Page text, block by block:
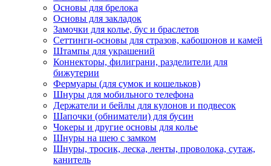
Основы для брелока
Основы для закладок
Замочки для колье, бус и браслетов
Сеттинги-основы для стразов, кабошонов и камей
Штампы для украшений
Коннекторы, филиграни, разделители для
бижутерии
Фермуары (для сумок и кошельков)
Шнуры для мобильного телефона
Держатели и бейлы для кулонов и подвесок
Шапочки (обниматели) для бусин
Чокеры и другие основы для колье
Шнуры на шею с замком
Шнуры, тросик, леска, ленты, проволока, сутаж,
канитель